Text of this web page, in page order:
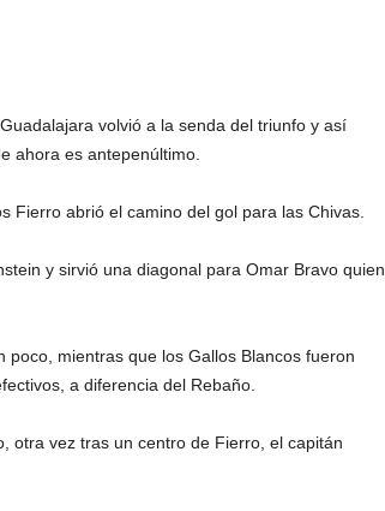
volvió a la senda del triunfo y así
ahora es antepenúltimo.
Fierro abrió el camino del gol para las Chivas.
y sirvió una diagonal para Omar Bravo quien
mientras que los Gallos Blancos fueron
a diferencia del Rebaño.
otra vez tras un centro de Fierro, el capitán